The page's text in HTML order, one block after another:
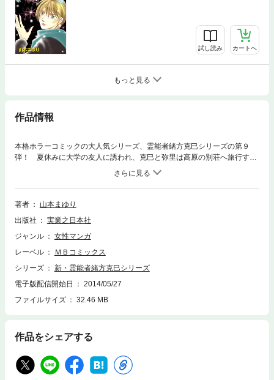
試し読み カートへ
もっと見る
作品情報
本格ホラーコミックの大人気シリーズ、霊能者緒方克巳シリーズの第９
弾！ 夏休みに大学の友人に誘われ、克巳と弥里は高原の別荘へ旅行する
ことに。しかし、克巳は、ある心霊相談を抱えていたために、一足遅れて
現地へ向かうことになる。初めての旅行に心躍らせていた弥里だが、女心
にまったく無頓着な彼の態度には飽きれるばかりだ。そんな克巳に文句を
言いながらも到着を待ちわび、最寄りの駅まで迎えに出るため、バスに乗
呪われたバスの運命は!?
著者
山本まゆり
出版社
実業之日本社
ジャンル
女性マンガ
レーベル
ＭＢコミックス
シリーズ
新・霊能者緒方克巳シリーズ
電子版配信開始日
2014/05/27
ファイルサイズ
32.46 MB
作品をシェアする